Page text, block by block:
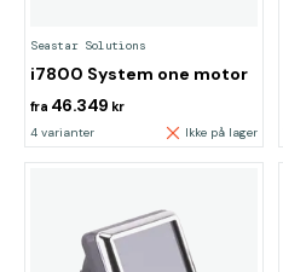
Seastar Solutions
i7800 System one motor
fra 46.349 kr
4 varianter Ikke på lager